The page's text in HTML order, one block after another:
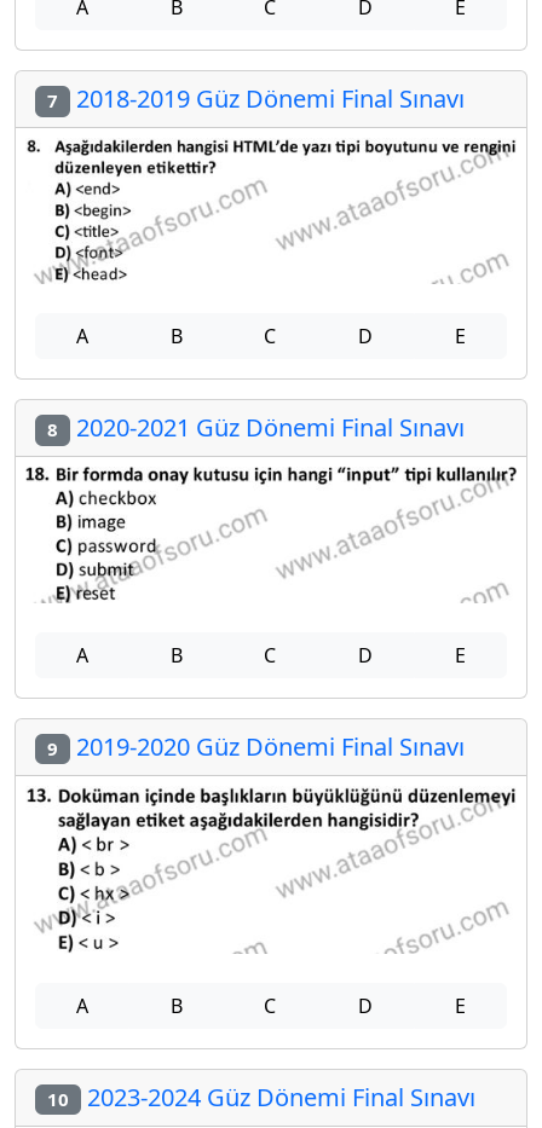
A B C D E
7 2018-2019 Güz Dönemi Final Sınavı
A B C D E
8 2020-2021 Güz Dönemi Final Sınavı
A B C D E
9 2019-2020 Güz Dönemi Final Sınavı
A B C D E
10 2023-2024 Güz Dönemi Final Sınavı